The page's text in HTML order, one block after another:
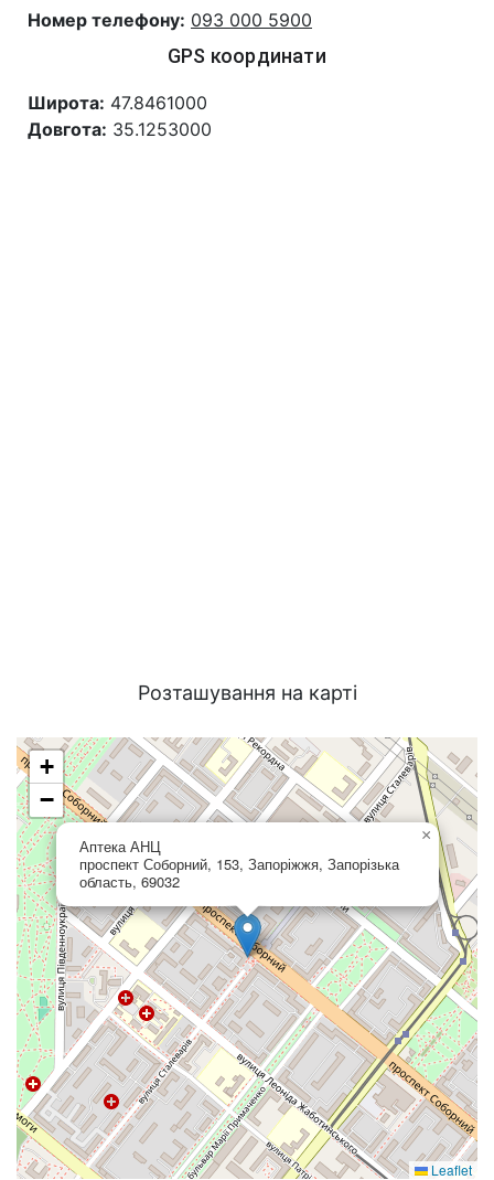
Номер телефону: 093 000 5900
GPS координати
Широта: 47.8461000
Довгота: 35.1253000
Розташування на карті
Аптека АНЦ
проспект Соборний, 153, Запоріжжя, Запорізька
область, 69032
×
+
−
Leaflet